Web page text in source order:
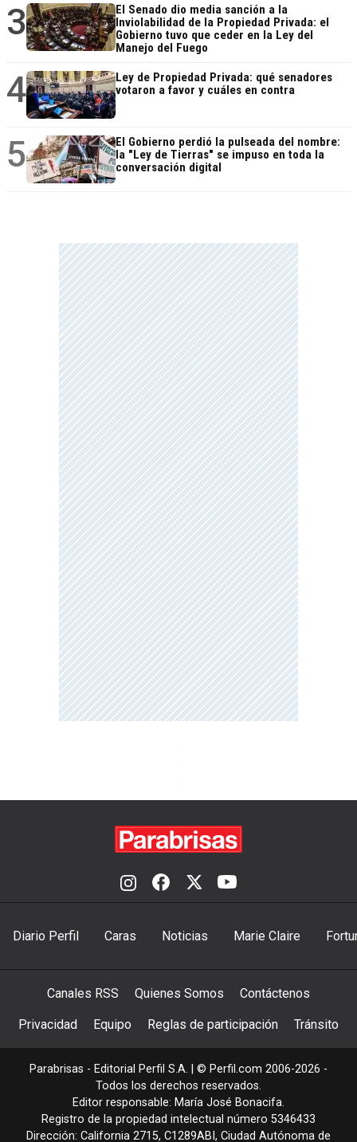
3
El Senado dio media sanción a la
Inviolabilidad de la Propiedad Privada: el
Gobierno tuvo que ceder en la Ley del
Manejo del Fuego
4
Ley de Propiedad Privada: qué senadores
votaron a favor y cuáles en contra
5
El Gobierno perdió la pulseada del nombre:
la "Ley de Tierras" se impuso en toda la
conversación digital
Diario Perfil Caras Noticias Marie Claire
Canales RSS Quienes Somos Contáctenos
Privacidad Equipo Reglas de participación Tránsito
Parabrisas - Editorial Perfil S.A. | © Perfil.com 2006-2026 -
Todos los derechos reservados.
Editor responsable: María José Bonacifa.
Registro de la propiedad intelectual número 5346433
Dirección: California 2715, C1289ABI , Ciudad Autónoma de